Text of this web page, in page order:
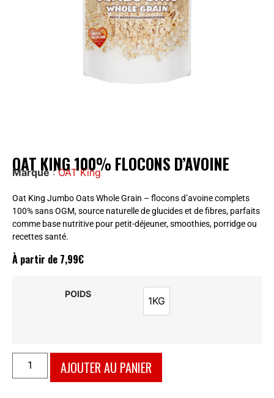
OAT KING 100% FLOCONS D’AVOINE
Marque:OAT King
Oat King Jumbo Oats Whole Grain – flocons d’avoine complets
100% sans OGM, source naturelle de glucides et de fibres, parfaits
comme base nutritive pour petit-déjeuner, smoothies, porridge ou
recettes santé.
À partir de 7,99€
POIDS
1KG
1KG
AJOUTER AU PANIER